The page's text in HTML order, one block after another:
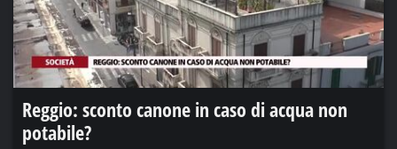
Reggio: sconto canone in caso di acqua non
potabile?